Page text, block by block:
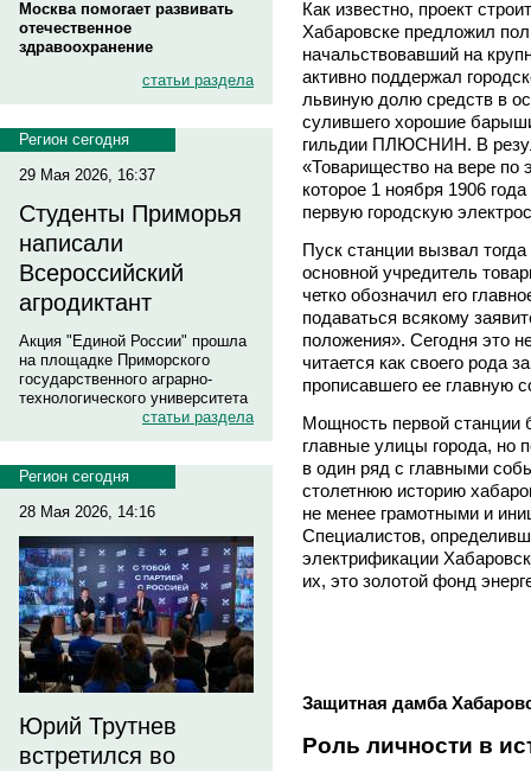
Москва помогает развивать
отечественное
здравоохранение
статьи раздела
Регион сегодня
29 Мая 2026, 16:37
Студенты Приморья
написали
Всероссийский
агродиктант
Акция "Единой России" прошла
на площадке Приморского
государственного аграрно-
технологического университета
статьи раздела
Регион сегодня
28 Мая 2026, 14:16
Юрий Трутнев
встретился во
Как известно, проект
Хабаровске предложил
начальствовавший на
активно поддержал
львиную долю средств в
сулившего хорошие
гильдии ПЛЮСНИН. В
«Товарищество на вере по
которое 1 ноября 1906
первую городскую
Пуск станции вызвал
основной учредитель
четко обозначил его
подаваться всякому
положения». Сегодня это
читается как своего рода
прописавшего ее главную
Мощность первой станции
главные улицы города, но
в один ряд с главными
столетнюю историю
не менее грамотными и
Специалистов,
электрификации
их, это золотой фонд
Защитная дамба
Роль личности в